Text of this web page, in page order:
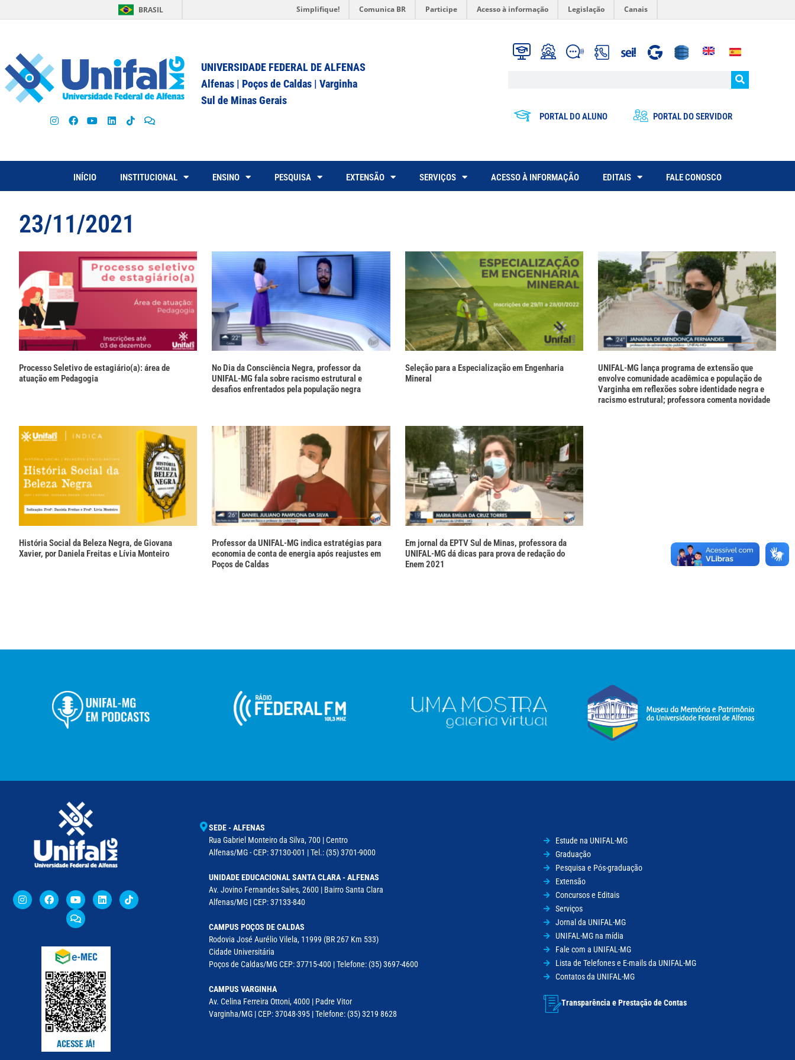
BRASIL Simplifique! Comunica BR Participe Acesso à informação Legislação Canais
UNIVERSIDADE FEDERAL DE ALFENAS
Alfenas | Poços de Caldas | Varginha
Sul de Minas Gerais
PORTAL DO ALUNO PORTAL DO SERVIDOR
INÍCIO INSTITUCIONAL ENSINO PESQUISA EXTENSÃO SERVIÇOS ACESSO À INFORMAÇÃO EDITAIS FALE CONOSCO
23/11/2021
Processo Seletivo de estagiário(a): área de
atuação em Pedagogia
No Dia da Consciência Negra, professor da
UNIFAL-MG fala sobre racismo estrutural e
desafios enfrentados pela população negra
Seleção para a Especialização em Engenharia
Mineral
UNIFAL-MG lança programa de extensão que
envolve comunidade acadêmica e população de
Varginha em reflexões sobre identidade negra e
racismo estrutural; professora comenta novidade
História Social da Beleza Negra, de Giovana
Xavier, por Daniela Freitas e Lívia Monteiro
Professor da UNIFAL-MG indica estratégias para
economia de conta de energia após reajustes em
Poços de Caldas
Em jornal da EPTV Sul de Minas, professora da
UNIFAL-MG dá dicas para prova de redação do
Enem 2021
SEDE - ALFENAS
Rua Gabriel Monteiro da Silva, 700 | Centro
Alfenas/MG - CEP: 37130-001 | Tel.: (35) 3701-9000
UNIDADE EDUCACIONAL SANTA CLARA - ALFENAS
Av. Jovino Fernandes Sales, 2600 | Bairro Santa Clara
Alfenas/MG | CEP: 37133-840
CAMPUS POÇOS DE CALDAS
Rodovia José Aurélio Vilela, 11999 (BR 267 Km 533)
Cidade Universitária
Poços de Caldas/MG CEP: 37715-400 | Telefone: (35) 3697-4600
CAMPUS VARGINHA
Av. Celina Ferreira Ottoni, 4000 | Padre Vitor
Varginha/MG | CEP: 37048-395 | Telefone: (35) 3219 8628
Estude na UNIFAL-MG
Graduação
Pesquisa e Pós-graduação
Extensão
Concursos e Editais
Serviços
Jornal da UNIFAL-MG
UNIFAL-MG na mídia
Fale com a UNIFAL-MG
Lista de Telefones e E-mails da UNIFAL-MG
Contatos da UNIFAL-MG
Transparência e Prestação de Contas